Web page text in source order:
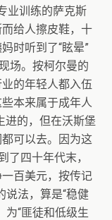
业训练的萨克斯
给人擦皮鞋，十
时听到了“眩晕”
场。按柯尔曼的
的年轻人都入伍
本来属于成年人
进的，但在沃斯堡
可以去。因为这
了四十年代末，
百美元，按传记
说法，算是“稳健
为“匪徒和低级生